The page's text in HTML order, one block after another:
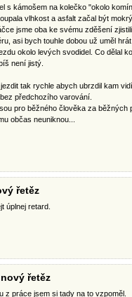
s kámošem na kolečko "okolo
vlhkost a asfalt začal být
jsme oba ke svému zděšení
asi bych touhle dobou už uměl
okolo levých svodidel. Co dělal
není jistý.
tak rychle abych ubrzdil kam
předchozího varování.
pro běžného člověka za běžných
občas neuniknou...
řetěz
úplnej retard.
řetěz
z práce jsem si tady na to vzpoměl.